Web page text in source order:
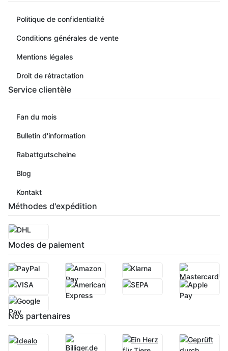
Politique de confidentialité
Conditions générales de vente
Mentions légales
Droit de rétractation
Service clientèle
Fan du mois
Bulletin d'information
Rabattgutscheine
Blog
Kontakt
Méthodes d'expédition
Modes de paiement
Nos partenaires